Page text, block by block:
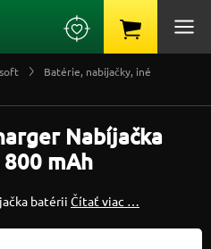
Batérie, nabíjačky, iné
Nabíjačka
mAh
batérii Čítať viac …